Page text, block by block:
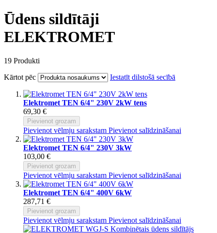
Ūdens sildītāji
ELEKTROMET
19 Produkti
Kārtot pēc
Iestatīt dilstošā secībā
Elektromet TEN 6/4" 230V 2kW tens
69,30 €
Pievienot grozam
Pievienot vēlmju sarakstam Pievienot salīdzināšanai
Elektromet TEN 6/4" 230V 3kW
103,00 €
Pievienot grozam
Pievienot vēlmju sarakstam Pievienot salīdzināšanai
Elektromet TEN 6/4" 400V 6kW
287,71 €
Pievienot grozam
Pievienot vēlmju sarakstam Pievienot salīdzināšanai